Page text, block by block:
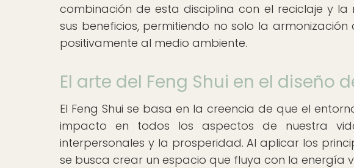
combinación de esta disciplina con el reciclaje y
sus beneficios, permitiendo no solo la
positivamente al medio ambiente.
El arte del Feng Shui en el diseño
El Feng Shui se basa en la creencia de que el
impacto en todos los aspectos de nuestra
interpersonales y la prosperidad. Al aplicar los
se busca crear un espacio que fluya con la energía